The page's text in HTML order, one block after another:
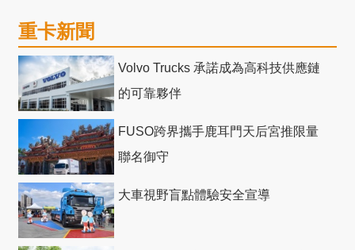
重卡新聞
Volvo Trucks 承諾成為高科技供應鏈
的可靠夥伴
FUSO跨界攜手鹿耳門天后宮推限量
聯名御守
大車視野盲點體驗安全宣導